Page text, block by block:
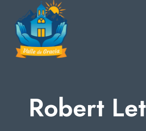
content
Robert